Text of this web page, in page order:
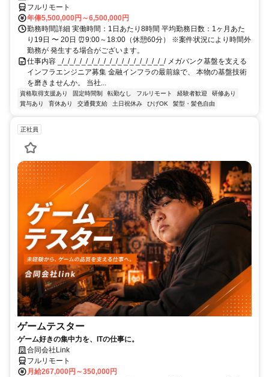
フルリモート
年俸5,500,000円～6,500,000円
勤務時間詳細 実働時間：1日あたり8時間 平均勤務日数：1ヶ月あた
り19日 〜 20日 ⏰9:00～18:00（休憩60分） ※案件状況により時間外
勤務が 発生する場合がございます。
仕事内容 _/_/_/_/_/_/_/_/_/_/_/_/_/_/_/_/_/_/ メガバンク基盤を支える
インフラエンジニア募集 金融インフラの最前線で、 本物の基盤技術
を磨きませんか。 当社...
資格取得支援あり 固定時間制 転勤なし フルリモート 経験者歓迎
研修あり
賞与あり
育休あり 交通費支給 土日祝休み ひげOK 髪型・髪色自由
正社員
ゲームテスター
ゲーム好きの集中力を、ITの仕事に。
合同会社Link
フルリモート
月給267,000円～350,000円